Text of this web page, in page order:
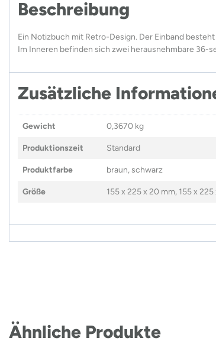
Beschreibung
Ein Notizbuch mit Retro-Design. Der Einband
Im Inneren befinden sich zwei herausnehmbare 36-
Zusätzliche
Gewicht 0,3670 kg
Produktionszeit Standard
Produktfarbe braun, schwarz
Größe 155 x 225 x 20 mm, 155 x 225
Ähnliche Produkte